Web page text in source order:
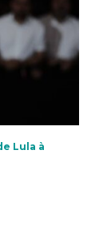
Lula à